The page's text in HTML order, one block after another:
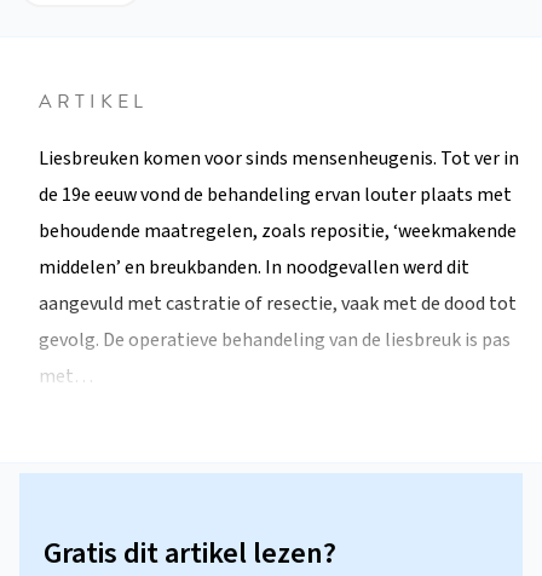
ARTIKEL
Liesbreuken komen voor sinds mensenheugenis. Tot ver in
de 19e eeuw vond de behandeling ervan louter plaats met
behoudende maatregelen, zoals repositie, ‘weekmakende
middelen’ en breukbanden. In noodgevallen werd dit
aangevuld met castratie of resectie, vaak met de dood tot
gevolg. De operatieve behandeling van de liesbreuk is pas
met…
Gratis dit artikel lezen?